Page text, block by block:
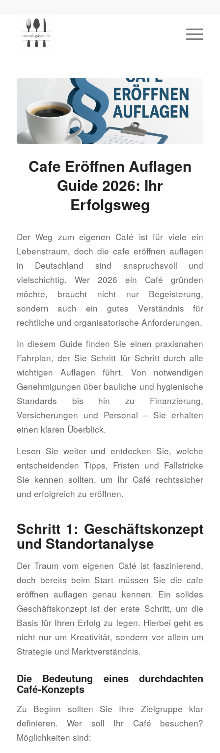
Cafe Eröffnen Auflagen
Guide 2026: Ihr
Erfolgsweg
Der Weg zum eigenen Café ist für viele ein
Lebenstraum, doch die cafe eröffnen auflagen
in Deutschland sind anspruchsvoll und
vielschichtig. Wer 2026 ein Café gründen
möchte, braucht nicht nur Begeisterung,
sondern auch ein gutes Verständnis für
rechtliche und organisatorische Anforderungen.
In diesem Guide finden Sie einen praxisnahen
Fahrplan, der Sie Schritt für Schritt durch alle
wichtigen Auflagen führt. Von notwendigen
Genehmigungen über bauliche und hygienische
Standards bis hin zu Finanzierung,
Versicherungen und Personal – Sie erhalten
einen klaren Überblick.
Lesen Sie weiter und entdecken Sie, welche
entscheidenden Tipps, Fristen und Fallstricke
Sie kennen sollten, um Ihr Café rechtssicher
und erfolgreich zu eröffnen.
Schritt 1: Geschäftskonzept
und Standortanalyse
Der Traum vom eigenen Café ist faszinierend,
doch bereits beim Start müssen Sie die cafe
eröffnen auflagen genau kennen. Ein solides
Geschäftskonzept ist der erste Schritt, um die
Basis für Ihren Erfolg zu legen. Hierbei geht es
nicht nur um Kreativität, sondern vor allem um
Strategie und Marktverständnis.
Die Bedeutung eines durchdachten
Café-Konzepts
Zu Beginn sollten Sie Ihre Zielgruppe klar
definieren. Wer soll Ihr Café besuchen?
Möglichkeiten sind: